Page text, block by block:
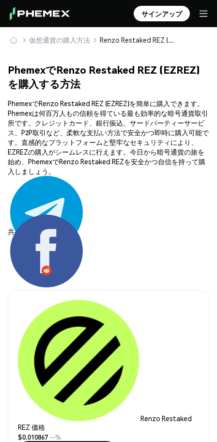
サインアップ
仮想通貨の購入方法 Renzo Restaked REZ (EZREZ) を安全に購入・保管
PhemexでRenzo Restaked REZ (EZREZ)
を購入する方法
PhemexでRenzo Restaked REZ (EZREZ)を簡単に購入できます。
Phemexは何百万人もの信頼を得ている最も効率的な暗号通貨取引
所です。クレジットカード、銀行振込、サードパーティーサービ
ス、P2P取引など、柔軟な支払い方法で安全かつ即時に購入可能で
す。直感的なプラットフォームと堅牢なセキュリティにより、
EZREZの購入がシームレスに行えます。今日から暗号通貨の旅を
始め、PhemexでRenzo Restaked REZを安全かつ自信を持って購
入しましょう。
共有する:
Renzo Restaked
REZ 価格
$0.010867 --%